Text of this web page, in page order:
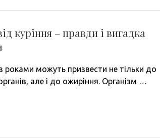
куріння – правди і вигадка
з роками можуть призвести не тільки до
але і до ожиріння. Організм …